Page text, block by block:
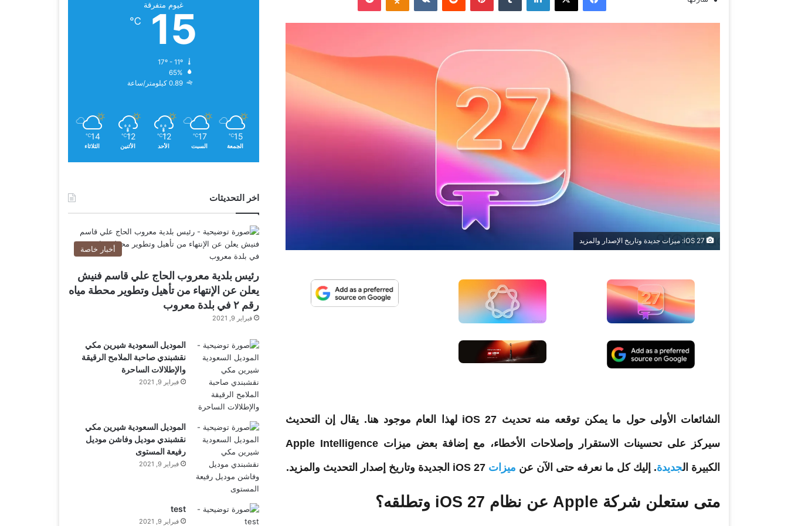
iOS 27: ميزات جديدة وتاريخ الإصدار والمزيد
الشائعات الأولى حول ما يمكن توقعه منه تحديث iOS 27 لهذا العام موجود هنا. يقال إن التحديث
سيركز على تحسينات الاستقرار وإصلاحات الأخطاء، مع إضافة بعض ميزات Apple Intelligence
الكبيرة الجديدة. إليك كل ما نعرفه حتى الآن عن ميزات وتاريخ إصدار التحديث والمزيد.
متى ستعلن شركة Apple عن نظام iOS 27 وتطلقه؟
غيوم متفرقة
15
℃
65%
0.89 كيلومتر/ساعة
15
℃
الجمعة
17
℃
السبت
12
℃
الأحد
12
℃
الأثنين
14
℃
الثلاثاء
اخر التحديثات
أخبار خاصة
رئيس بلدية معروب الحاج علي قاسم فنيش
يعلن عن الإنتهاء من تأهيل وتطوير محطة مياه
رقم ٢ في بلدة معروب
فبراير 9, 2021
الموديل السعودية شيرين مكي
نقشبندي صاحبة الملامح الرقيقة
والإطلالات الساحرة
فبراير 9, 2021
الموديل السعودية شيرين مكي
نقشبندي موديل وفاشن موديل
رفيعة المستوى
فبراير 9, 2021
test
فبراير 9, 2021